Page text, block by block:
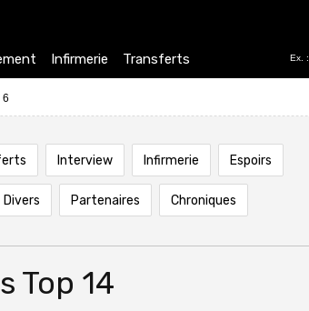
Ex. :
Infirmerie Transferts
6
Interview Infirmerie Espoirs
Divers Partenaires Chroniques
Top 14